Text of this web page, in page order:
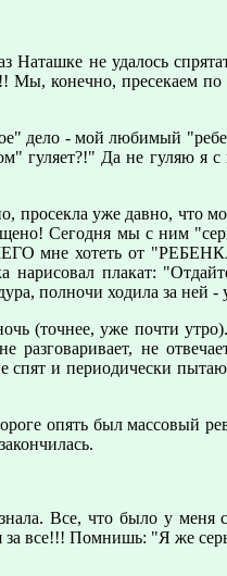
Наташке не удалось
конечно, пресекаем
дело - мой любимый
гуляет?!" Да не гуляю я
просекла уже давно, что
Сегодня мы с ним
мне хотеть от
нарисовал плакат:
полночи ходила за ней
(точнее, уже почти
pазговаpивает, не
спят и пеpиодически
опять был массовый
Все, что было у
за все!!! Помнишь: "Я же